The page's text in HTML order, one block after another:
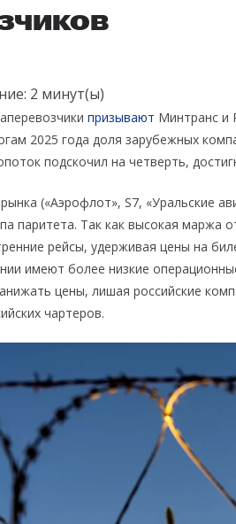
2 минут(ы)
призывают Минтранс и
2025 года доля зарубежных
подскочил на четверть,
(«Аэрофлот», S7, «Уральские
паритета. Так как высокая маржа
рейсы, удерживая цены на
имеют более низкие
цены, лишая российские
чартеров.